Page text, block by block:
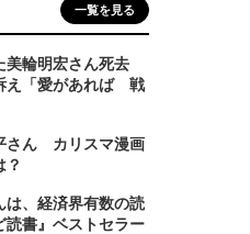
一覧を見る
美輪明宏さん死去
え「愛があれば 戦
さん カリスマ漫画
？
は、経済界有数の読
書』ベストセラー